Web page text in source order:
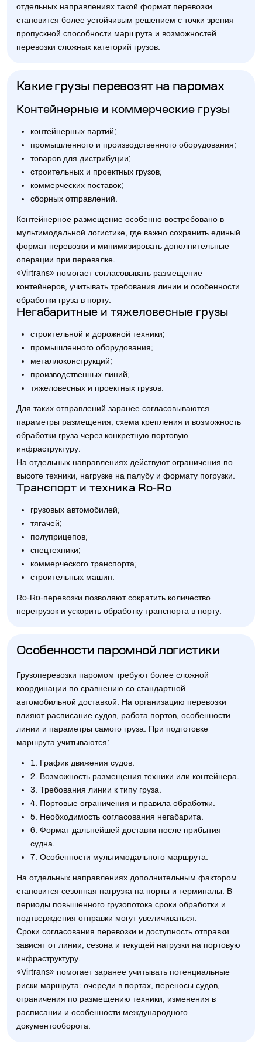
отдельных направлениях такой формат перевозки
становится более устойчивым решением с точки зрения
пропускной способности маршрута и возможностей
перевозки сложных категорий грузов.
Какие грузы перевозят на паромах
Контейнерные и коммерческие грузы
контейнерных партий;
промышленного и производственного оборудования;
товаров для дистрибуции;
строительных и проектных грузов;
коммерческих поставок;
сборных отправлений.
Контейнерное размещение особенно востребовано в
мультимодальной логистике, где важно сохранить единый
формат перевозки и минимизировать дополнительные
операции при перевалке.
«Virtrans» помогает согласовывать размещение
контейнеров, учитывать требования линии и особенности
обработки груза в порту.
Негабаритные и тяжеловесные грузы
строительной и дорожной техники;
промышленного оборудования;
металлоконструкций;
производственных линий;
тяжеловесных и проектных грузов.
Для таких отправлений заранее согласовываются
параметры размещения, схема крепления и возможность
обработки груза через конкретную портовую
инфраструктуру.
На отдельных направлениях действуют ограничения по
высоте техники, нагрузке на палубу и формату погрузки.
Транспорт и техника Ro-Ro
грузовых автомобилей;
тягачей;
полуприцепов;
спецтехники;
коммерческого транспорта;
строительных машин.
Ro-Ro-перевозки позволяют сократить количество
перегрузок и ускорить обработку транспорта в порту.
Особенности паромной логистики
Грузоперевозки паромом требуют более сложной
координации по сравнению со стандартной
автомобильной доставкой. На организацию перевозки
влияют расписание судов, работа портов, особенности
линии и параметры самого груза. При подготовке
маршрута учитываются:
1. График движения судов.
2. Возможность размещения техники или контейнера.
3. Требования линии к типу груза.
4. Портовые ограничения и правила обработки.
5. Необходимость согласования негабарита.
6. Формат дальнейшей доставки после прибытия
судна.
7. Особенности мультимодального маршрута.
На отдельных направлениях дополнительным фактором
становится сезонная нагрузка на порты и терминалы. В
периоды повышенного грузопотока сроки обработки и
подтверждения отправки могут увеличиваться.
Сроки согласования перевозки и доступность отправки
зависят от линии, сезона и текущей нагрузки на портовую
инфраструктуру.
«Virtrans» помогает заранее учитывать потенциальные
риски маршрута: очереди в портах, переносы судов,
ограничения по размещению техники, изменения в
расписании и особенности международного
документооборота.